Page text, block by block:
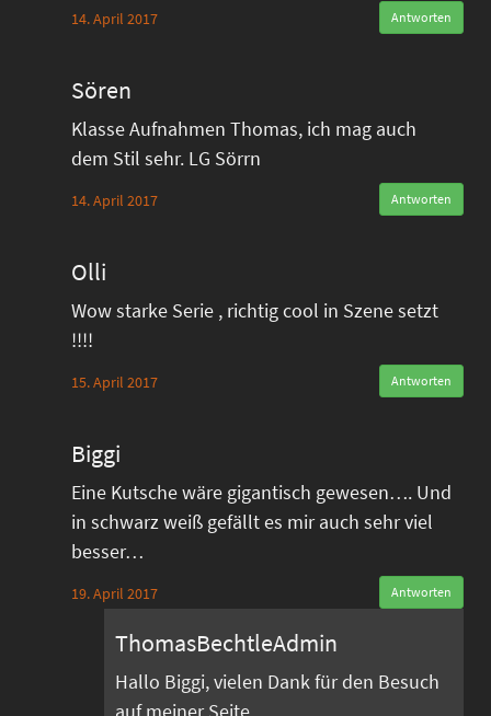
14. April 2017 Antworten
Sören
Klasse Aufnahmen Thomas, ich mag auch
dem Stil sehr. LG Sörrn
14. April 2017 Antworten
Olli
Wow starke Serie , richtig cool in Szene setzt
!!!!
15. April 2017 Antworten
Biggi
Eine Kutsche wäre gigantisch gewesen…. Und
in schwarz weiß gefällt es mir auch sehr viel
besser…
19. April 2017 Antworten
ThomasBechtleAdmin
Hallo Biggi, vielen Dank für den Besuch
auf meiner Seite.